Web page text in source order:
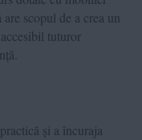
scopul de a crea un
tuturor
și a încuraja